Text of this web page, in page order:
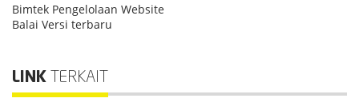
Bimtek Pengelolaan Website
Balai Versi terbaru
LINK TERKAIT